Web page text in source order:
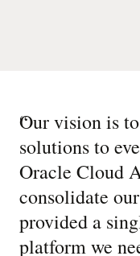
“
Our vision is
solutions to
Oracle Cloud
consolidate
provided a
platform we